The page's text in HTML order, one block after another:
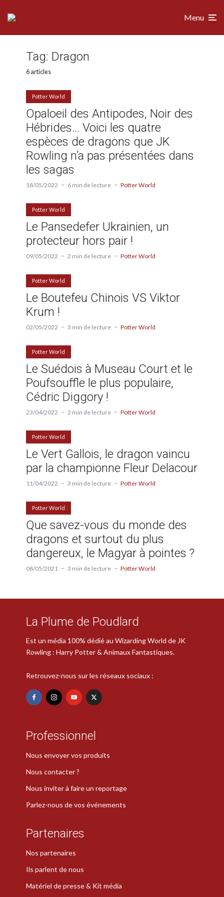
Menu
Tag: Dragon
6 articles
Potter World
Opaloeil des Antipodes, Noir des
Hébrides… Voici les quatre
espèces de dragons que JK
Rowling n’a pas présentées dans
les sagas
18/05/2022 6 min de lecture Potter World
Potter World
Le Pansedefer Ukrainien, un
protecteur hors pair !
09/05/2022 2 min de lecture Potter World
Potter World
Le Boutefeu Chinois VS Viktor
Krum !
02/05/2022 3 min de lecture Potter World
Potter World
Le Suédois à Museau Court et le
Poufsouffle le plus populaire,
Cédric Diggory !
23/04/2022 2 min de lecture Potter World
Potter World
Le Vert Gallois, le dragon vaincu
par la championne Fleur Delacour
11/04/2022 3 min de lecture Potter World
Potter World
Que savez-vous du monde des
dragons et surtout du plus
dangereux, le Magyar à pointes ?
08/05/2021 3 min de lecture Potter World
La Plume de Poudlard
Est un média 100% dédié au Wizarding World de JK
Rowling : Harry Potter & Animaux Fantastiques.
Retrouvez-nous sur les réseaux sociaux :
Professionnel
Nous envoyer vos produits
Nous contacter ?
Nous inviter à faire un reportage
Parlez-nous de vos événements
Partenaires
Nos partenaires
Ils parlent de nous
Matériel de presse & Kit média